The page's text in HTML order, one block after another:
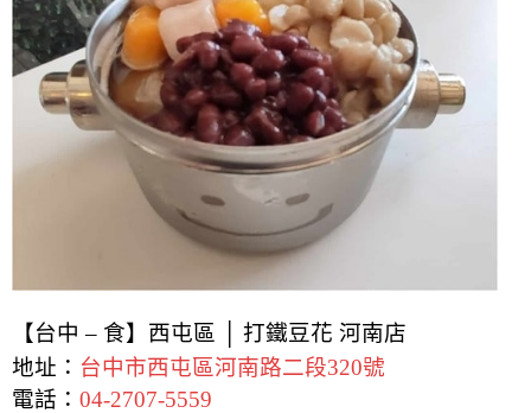
【台中 – 食】西屯區 │ 打鐵豆花 河南店
地址： 台中市西屯區河南路二段320號
電話： 04-2707-5559